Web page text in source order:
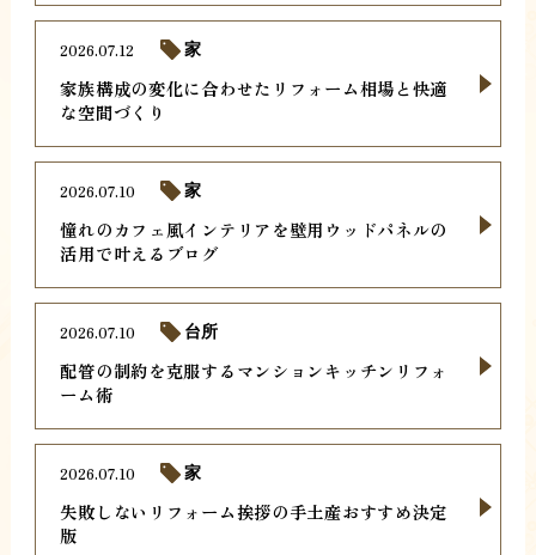
家族構成の変化に合わせたリフォーム相場と快適
な空間づくり
2026.07.12 家
憧れのカフェ風インテリアを壁用ウッドパネルの
活用で叶えるブログ
2026.07.10 家
配管の制約を克服するマンションキッチンリフォ
ーム術
2026.07.10 台所
失敗しないリフォーム挨拶の手土産おすすめ決定
版
2026.07.10 家